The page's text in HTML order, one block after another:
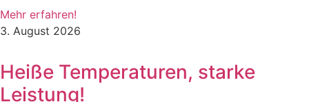
Mehr erfahren!
3. August 2026
Heiße Temperaturen, starke
Leistung!